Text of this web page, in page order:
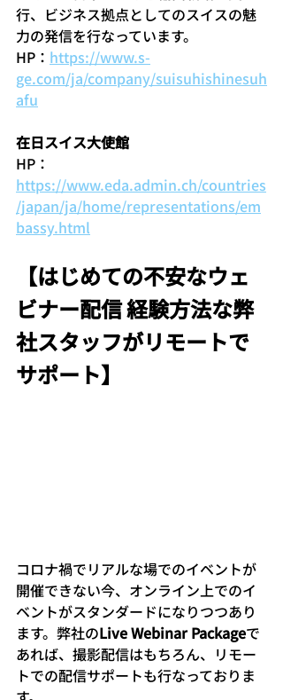
行、ビジネス拠点としてのスイスの魅
力の発信を行なっています。
HP： https://www.s-
ge.com/ja/company/suisuhishinesuh
afu
在日スイス大使館
HP：
https://www.eda.admin.ch/countries
/japan/ja/home/representations/em
bassy.html
【はじめての不安なウェ
ビナー配信 経験方法な弊
社スタッフがリモートで
サポート】
コロナ禍でリアルな場でのイベントが
開催できない今、オンライン上でのイ
ベントがスタンダードになりつつあり
ます。弊社のLive Webinar Packageで
あれば、撮影配信はもちろん、リモー
トでの配信サポートも行なっておりま